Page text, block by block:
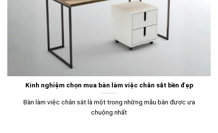
Kinh nghiệm chọn mua bàn làm việc chân sắt bền đẹp
Bàn làm việc chân sắt là một trong những mẫu bàn được ưa
chuộng nhất